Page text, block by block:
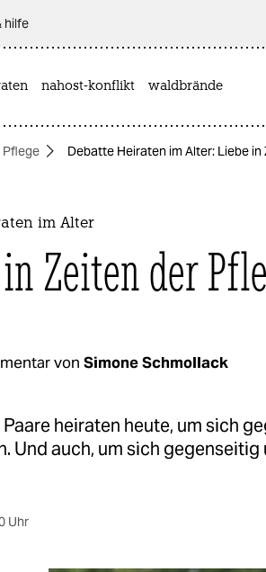
hilfe
nahost-konflikt waldbrände
Pflege Debatte Heiraten im Alter: Liebe
im Alter
Zeiten der
von Simone Schmollack
heiraten heute, um sich
Und auch, um sich
Uhr